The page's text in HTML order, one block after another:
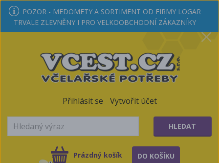
POZOR - MEDOMETY A SORTIMENT OD FIRMY LOGAR
TRVALE ZLEVNĚNY I PRO VELKOOBCHODNÍ ZÁKAZNÍKY
Přihlásit se Vytvořit účet
HLEDAT
Prázdný košík DO KOŠÍKU